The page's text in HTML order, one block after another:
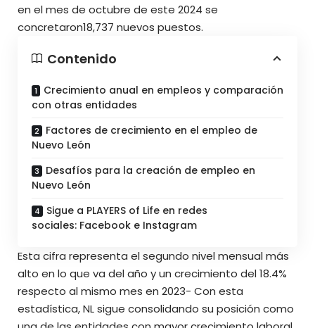
en el mes de octubre de este 2024 se
concretaron18,737 nuevos puestos.
Contenido
Crecimiento anual en empleos y comparación
con otras entidades
Factores de crecimiento en el empleo de
Nuevo León
Desafíos para la creación de empleo en
Nuevo León
Sigue a PLAYERS of Life en redes
sociales: Facebook e Instagram
Esta cifra representa el segundo nivel mensual más
alto en lo que va del año y un crecimiento del 18.4%
respecto al mismo mes en 2023- Con esta
estadística, NL sigue consolidando su posición como